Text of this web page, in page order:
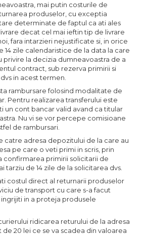
mai putin costurile de
produselor, cu exceptia
determinate de faptul ca ati ales
decat cel mai ieftin tip de livrare
fara intarzieri nejustificate si, in orice
14 zile calendaristice de la data la care
privire la decizia dumneavoastra de a
contract, sub rezerva primirii si
in acest termen.
rambursare folosind modalitate de
Pentru realizarea transferului este
un cont bancar valid avand ca titular
Nu vi se vor percepe comisioane
de rambursari.
catre adresa depozitului de la care au
pe care o veti primi in scris, prin
confirmarea primirii solicitarii de
tarziu de 14 zile de la solicitarea dvs.
costul direct al returnarii produselor
de transport cu care s-a facut
in a proteja produsele
ridicarea returului de la adresa
de 20 lei ce se va scadea din valoarea